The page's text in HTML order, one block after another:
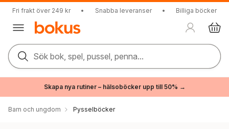
Fri frakt över 249 kr • Snabba leveranser • Billiga böcker
Sök bok, spel, pussel, penna...
Skapa nya rutiner – hälsoböcker upp till 50% →
Barn och ungdom Pysselböcker